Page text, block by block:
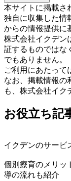
本サイトに掲載さ
独自に収集した情
からの情報提供に
株式会社イクデン
証するものではな
でもありません。
ご利用にあたって
なお、掲載情報の
も、株式会社イク
お役立ち記
イクデンのサービ
個別療育のメリッ
導の流れも紹介